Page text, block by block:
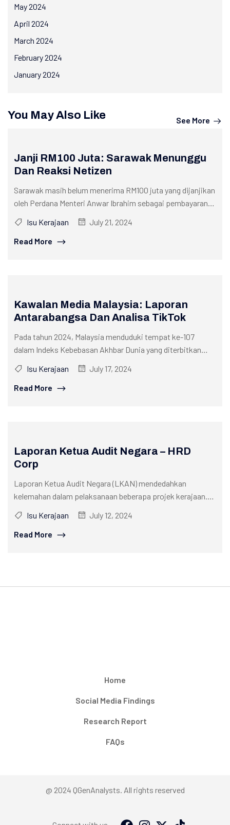
May 2024
April 2024
March 2024
February 2024
January 2024
You May Also Like See More
Janji RM100 Juta: Sarawak Menunggu
Dan Reaksi Netizen
Sarawak masih belum menerima RM100 juta yang dijanjikan
oleh Perdana Menteri Anwar Ibrahim sebagai pembayaran
balik dana untuk baik pulih...
Isu Kerajaan
July 21, 2024
Read More
Kawalan Media Malaysia: Laporan
Antarabangsa Dan Analisa TikTok
Pada tahun 2024, Malaysia menduduki tempat ke-107
dalam Indeks Kebebasan Akhbar Dunia yang diterbitkan
oleh Reporters Without Borders (RSF). Ini...
Isu Kerajaan
July 17, 2024
Read More
Laporan Ketua Audit Negara – HRD
Corp
Laporan Ketua Audit Negara (LKAN) mendedahkan
kelemahan dalam pelaksanaan beberapa projek kerajaan.
Jawatankuasa Kira-Kira Wang Negara (PAC) turut
mendedahkan bahawa...
Isu Kerajaan
July 12, 2024
Read More
Home
Social Media Findings
Research Report
FAQs
@ 2024 QGenAnalysts. All rights reserved